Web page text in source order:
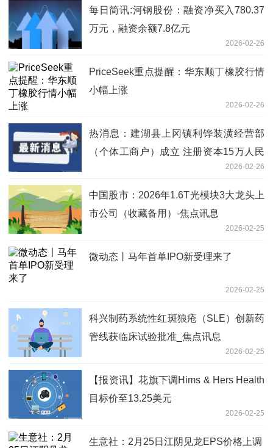
每日简讯:河钢股份：融资净买入780.37
万元，融资余额7.8亿元
2026-02-26
PriceSeek重点提醒：华东顺丁橡胶行情
小幅上涨
2026-02-26
热消息：建湖县上冈镇利铧装潢经营部
（个体工商户）成立 注册资本15万人民
2026-02-26
中国股市：2026年1.6T光模块3大龙头上
市公司（收藏备用）-焦点讯息
2026-02-25
微动态丨马年首单IPO新受理来了
2026-02-25
科兴制药系统性红斑狼疮（SLE）创新药
管线获临床试验批准_焦点讯息
2026-02-25
【报资讯】花旗下调Hims & Hers Health
目标价至13.25美元
2026-02-25
生意社：2月25日江阴见龙EPS价格上调